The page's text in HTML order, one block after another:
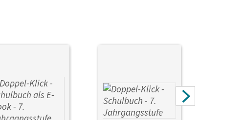
Stephanie; Koch, Kevin; Kaiser, Lisa; Maier-